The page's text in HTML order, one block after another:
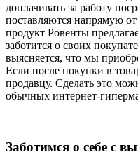
доплачивать за работу
поставляются напрямую
продукт Ровенты
заботится о своих
выясняется, что мы
Если после покупки в
продавцу. Сделать это
обычных интернет-
Заботимся о себе с